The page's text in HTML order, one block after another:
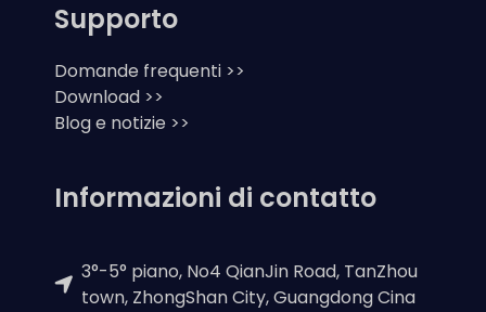
Supporto
Domande frequenti >>
Download >>
Blog e notizie >>
Informazioni di contatto
3°-5° piano, No4 QianJin Road, TanZhou
town, ZhongShan City, Guangdong Cina